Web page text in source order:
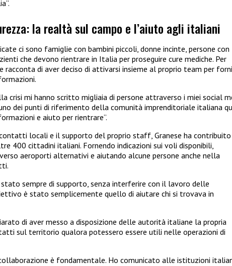
la realtà sul campo e l’aiuto agli italiani
ci sono famiglie con bambini piccoli, donne incinte, persone con
che devono rientrare in Italia per proseguire cure mediche. Per
racconta di aver deciso di attivarsi insieme al proprio team per
crisi mi hanno scritto migliaia di persone attraverso i miei social
dei punti di riferimento della comunità imprenditoriale italiana
e aiuto per rientrare”.
locali e il supporto del proprio staff, Granese ha
400 cittadini italiani. Fornendo indicazioni sui voli disponibili,
aeroporti alternativi e aiutando alcune persone anche nella
sempre di supporto, senza interferire con il lavoro delle
è stato semplicemente quello di aiutare chi si trovava in
di aver messo a disposizione delle autorità italiane la propria
sul territorio qualora potessero essere utili nelle operazioni di
è fondamentale. Ho comunicato alle istituzioni